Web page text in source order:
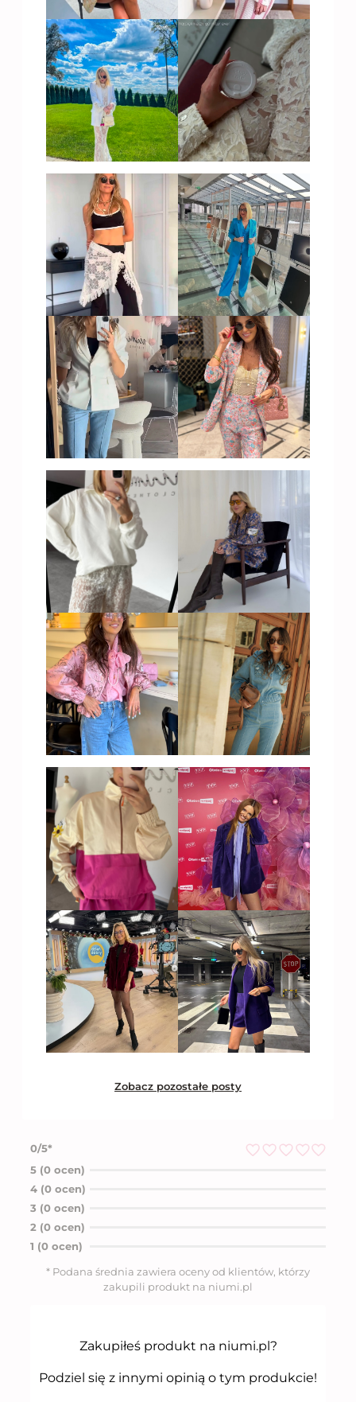
Zobacz pozostałe posty
0/5*
5
n
5 (0 ocen)
4 (0 ocen)
3 (0 ocen)
2 (0 ocen)
1 (0 ocen)
* Podana średnia zawiera oceny od klientów, którzy
zakupili produkt na niumi.pl
Zakupiłeś produkt na niumi.pl?
Podziel się z innymi opinią o tym produkcie!